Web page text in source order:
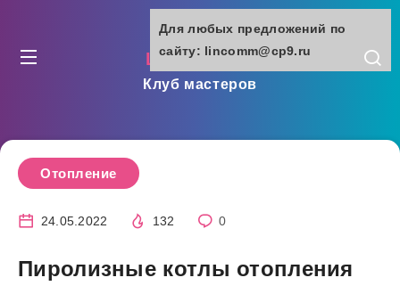
lincomm.ru
Клуб мастеров
Отопление
24.05.2022 132 0
Пиролизные котлы отопления
Для любых предложений по
сайту: lincomm@cp9.ru